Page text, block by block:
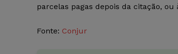
parcelas pagas depois da citação,
Fonte: Conjur